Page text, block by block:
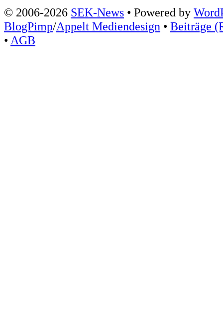
© 2006-2026 SEK-News • Powered by
BlogPimp/Appelt Mediendesign • Beiträge
• AGB